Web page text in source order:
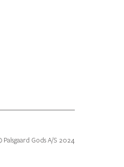
Gods A/S 2024